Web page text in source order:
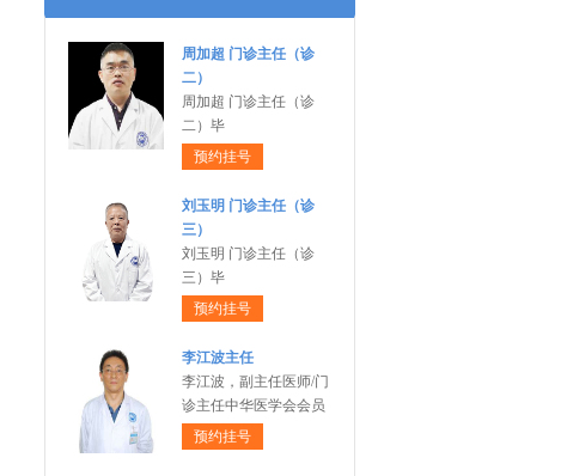
周加超 门诊主任（诊
二）
周加超 门诊主任（诊
二）毕
预约挂号
刘玉明 门诊主任（诊
三）
刘玉明 门诊主任（诊
三）毕
预约挂号
李江波主任
李江波，副主任医师/门
诊主任中华医学会会员
预约挂号